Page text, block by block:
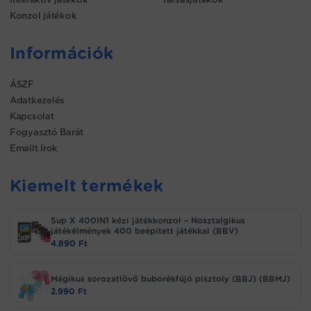
Konzol játékok
Információk
ÁSZF
Adatkezelés
Kapcsolat
Fogyasztó Barát
Emailt írok
Kiemelt termékek
Sup X 400IN1 kézi játékkonzol – Nosztalgikus
játékélmények 400 beépített játékkal (BBV)
4.890 Ft
Mágikus sorozatlövő buborékfújó pisztoly (BBJ) (BBMJ)
2.990 Ft